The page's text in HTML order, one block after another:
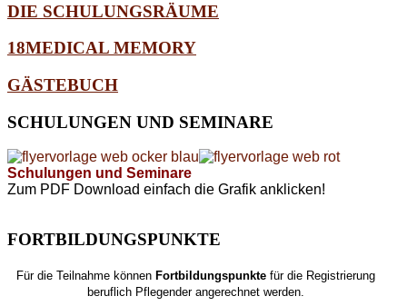
DIE SCHULUNGSRÄUME
18MEDICAL MEMORY
GÄSTEBUCH
SCHULUNGEN UND SEMINARE
Schulungen und Seminare
Zum PDF Download einfach die Grafik anklicken!
FORTBILDUNGSPUNKTE
Für die Teilnahme könnenFortbildungspunktefür die Registrierung
beruflich Pflegender angerechnet werden.